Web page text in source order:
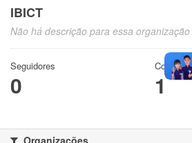
IBICT
Não há descrição para essa organização
Seguidores
0 1